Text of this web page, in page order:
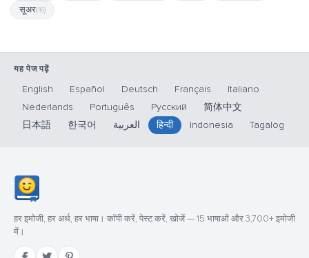
सूअर(16)
यह पेज पढ़ें
English Español Deutsch Français
Italiano
Nederlands
Português Русский
简体中文
日本語
한국어 العربية हिन्दी Indonesia Tagalog
हर इमोजी, हर अर्थ, हर भाषा। कॉपी करें, पेस्ट करें, खोजें — 15 भाषाओं और 3,700+ इमोजी
में।